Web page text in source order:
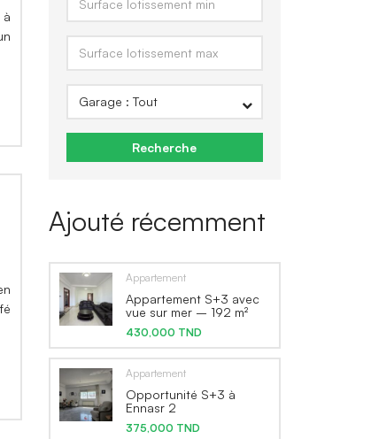
à
Recherche
Ajouté récemment
Appartement
Appartement S+3 avec
vue sur mer – 192 m²
430,000 TND
Appartement
Opportunité S+3 à
Ennasr 2
375,000 TND